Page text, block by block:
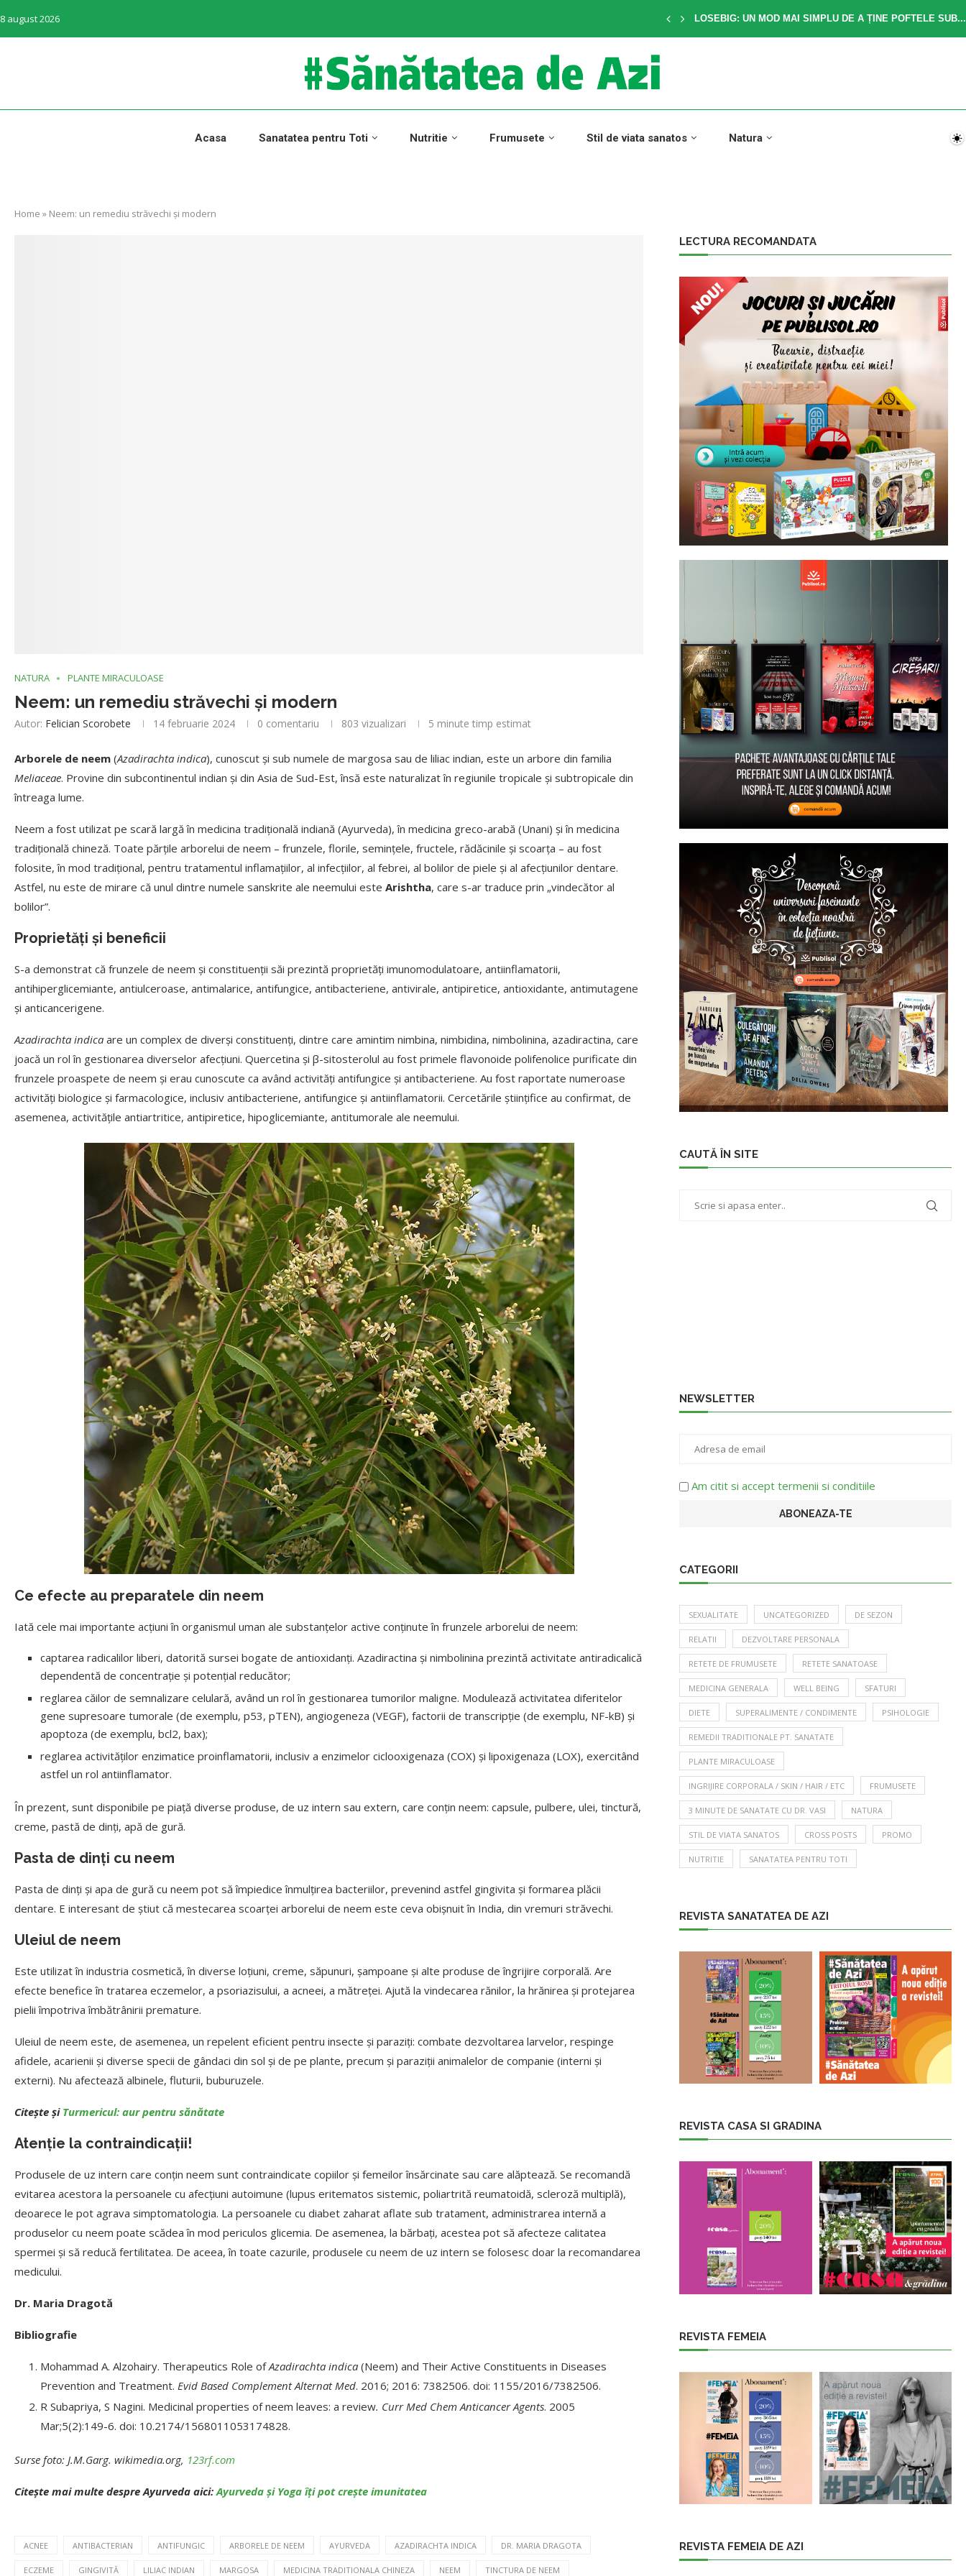
8 august 2026 LOSEBIG: UN MOD MAI SIMPLU DE A ȚINE POFTELE SUB...
Acasa Sanatatea pentru Toti Nutritie Frumusete Stil de viata sanatos Natura
Home » Neem: un remediu străvechi și modern
NATURA PLANTE MIRACULOASE
Neem: un remediu străvechi și modern
Autor: Felician Scorobete 14 februarie 2024 0 comentariu 803 vizualizari 5 minute timp estimat
Arborele de neem (Azadirachta indica), cunoscut și sub numele de margosa sau de liliac indian, este un arbore din familia
Meliaceae. Provine din subcontinentul indian și din Asia de Sud-Est, însă este naturalizat în regiunile tropicale și subtropicale din
întreaga lume.
Neem a fost utilizat pe scară largă în medicina tradițională indiană (Ayurveda), în medicina greco-arabă (Unani) și în medicina
tradițională chineză. Toate părțile arborelui de neem – frunzele, florile, semințele, fructele, rădăcinile și scoarța – au fost
folosite, în mod tradițional, pentru tratamentul inflamațiilor, al infecțiilor, al febrei, al bolilor de piele și al afecțiunilor dentare.
Astfel, nu este de mirare că unul dintre numele sanskrite ale neemului este Arishtha, care s-ar traduce prin „vindecător al
bolilor”.
Proprietăți și beneficii
S-a demonstrat că frunzele de neem și constituenții săi prezintă proprietăți imunomodulatoare, antiinflamatorii,
antihiperglicemiante, antiulceroase, antimalarice, antifungice, antibacteriene, antivirale, antipiretice, antioxidante, antimutagene
și anticancerigene.
Azadirachta indica are un complex de diverși constituenți, dintre care amintim nimbina, nimbidina, nimbolinina, azadiractina, care
joacă un rol în gestionarea diverselor afecțiuni. Quercetina și β-sitosterolul au fost primele flavonoide polifenolice purificate din
frunzele proaspete de neem și erau cunoscute ca având activități antifungice și antibacteriene. Au fost raportate numeroase
activități biologice și farmacologice, inclusiv antibacteriene, antifungice și antiinflamatorii. Cercetările științifice au confirmat, de
asemenea, activitățile antiartritice, antipiretice, hipoglicemiante, antitumorale ale neemului.
Ce efecte au preparatele din neem
Iată cele mai importante acțiuni în organismul uman ale substanțelor active conținute în frunzele arborelui de neem:
captarea radicalilor liberi, datorită sursei bogate de antioxidanți. Azadiractina și nimbolinina prezintă activitate antiradicalică
dependentă de concentrație și potențial reducător;
reglarea căilor de semnalizare celulară, având un rol în gestionarea tumorilor maligne. Modulează activitatea diferitelor
gene supresoare tumorale (de exemplu, p53, pTEN), angiogeneza (VEGF), factorii de transcripție (de exemplu, NF-kB) și
apoptoza (de exemplu, bcl2, bax);
reglarea activităților enzimatice proinflamatorii, inclusiv a enzimelor ciclooxigenaza (COX) și lipoxigenaza (LOX), exercitând
astfel un rol antiinflamator.
În prezent, sunt disponibile pe piață diverse produse, de uz intern sau extern, care conțin neem: capsule, pulbere, ulei, tinctură,
creme, pastă de dinți, apă de gură.
Pasta de dinți cu neem
Pasta de dinți și apa de gură cu neem pot să împiedice înmulțirea bacteriilor, prevenind astfel gingivita și formarea plăcii
dentare. E interesant de știut că mestecarea scoarței arborelui de neem este ceva obișnuit în India, din vremuri străvechi.
Uleiul de neem
Este utilizat în industria cosmetică, în diverse loțiuni, creme, săpunuri, șampoane și alte produse de îngrijire corporală. Are
efecte benefice în tratarea eczemelor, a psoriazisului, a acneei, a mătreței. Ajută la vindecarea rănilor, la hrănirea și protejarea
pielii împotriva îmbătrânirii premature.
Uleiul de neem este, de asemenea, un repelent eficient pentru insecte și paraziți: combate dezvoltarea larvelor, respinge
afidele, acarienii și diverse specii de gândaci din sol și de pe plante, precum și paraziții animalelor de companie (interni și
externi). Nu afectează albinele, fluturii, buburuzele.
Citește și Turmericul: aur pentru sănătate
Atenție la contraindicații!
Produsele de uz intern care conțin neem sunt contraindicate copiilor și femeilor însărcinate sau care alăptează. Se recomandă
evitarea acestora la persoanele cu afecțiuni autoimune (lupus eritematos sistemic, poliartrită reumatoidă, scleroză multiplă),
deoarece le pot agrava simptomatologia. La persoanele cu diabet zaharat aflate sub tratament, administrarea internă a
produselor cu neem poate scădea în mod periculos glicemia. De asemenea, la bărbați, acestea pot să afecteze calitatea
spermei și să reducă fertilitatea. De aceea, în toate cazurile, produsele cu neem de uz intern se folosesc doar la recomandarea
medicului.
Dr. Maria Dragotă
Bibliografie
Mohammad A. Alzohairy. Therapeutics Role ofAzadirachta indica (Neem) and Their Active Constituents in Diseases
Prevention and Treatment. Evid Based Complement Alternat Med. 2016; 2016: 7382506. doi: 1155/2016/7382506.
R Subapriya, S Nagini. Medicinal properties of neem leaves: a review. Curr Med Chem Anticancer Agents. 2005
Mar;5(2):149-6. doi: 10.2174/1568011053174828.
Surse foto: J.M.Garg. wikimedia.org, 123rf.com
Citește mai multe despre Ayurveda aici:Ayurveda și Yoga îți pot crește imunitatea
ACNEE ANTIBACTERIAN ANTIFUNGIC ARBORELE DE NEEM AYURVEDA AZADIRACHTA INDICA DR. MARIA DRAGOTA
ECZEME GINGIVITĂ LILIAC INDIAN MARGOSA MEDICINA TRADITIONALA CHINEZA NEEM TINCTURA DE NEEM
LECTURA RECOMANDATA
CAUTĂ ÎN SITE
NEWSLETTER
Am citit si accept termenii si conditiile
CATEGORII
SEXUALITATE UNCATEGORIZED DE SEZON
RELATII DEZVOLTARE PERSONALA
RETETE DE FRUMUSETE RETETE SANATOASE
MEDICINA GENERALA WELL BEING SFATURI
DIETE SUPERALIMENTE / CONDIMENTE PSIHOLOGIE
REMEDII TRADITIONALE PT. SANATATE
PLANTE MIRACULOASE
INGRIJIRE CORPORALA / SKIN / HAIR / ETC FRUMUSETE
3 MINUTE DE SANATATE CU DR. VASI NATURA
STIL DE VIATA SANATOS CROSS POSTS PROMO
NUTRITIE SANATATEA PENTRU TOTI
REVISTA SANATATEA DE AZI
REVISTA CASA SI GRADINA
REVISTA FEMEIA
REVISTA FEMEIA DE AZI